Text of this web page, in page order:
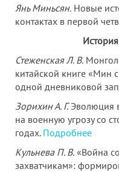
Янь Миньсян. Новые
контактах в первой
Стеженская Л. В.
китайской книге «Мин
одной дневниковой
Зорихин А.Г.Эволюция
на военную угрозу со
годах. Подробнее
Кульнева П.В. «Война
захватчикам»: